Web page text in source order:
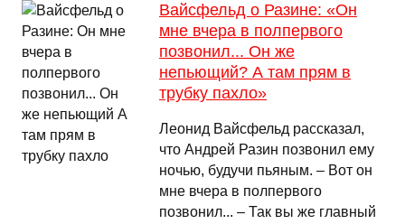
Вайсфельд о Разине: «Он
мне вчера в полпервого
позвонил... Он же
непьющий? А там прям в
трубку пахло»
Леонид Вайсфельд рассказал,
что Андрей Разин позвонил ему
ночью, будучи пьяным. – Вот он
мне вчера в полпервого
позвонил... – Так вы же главный